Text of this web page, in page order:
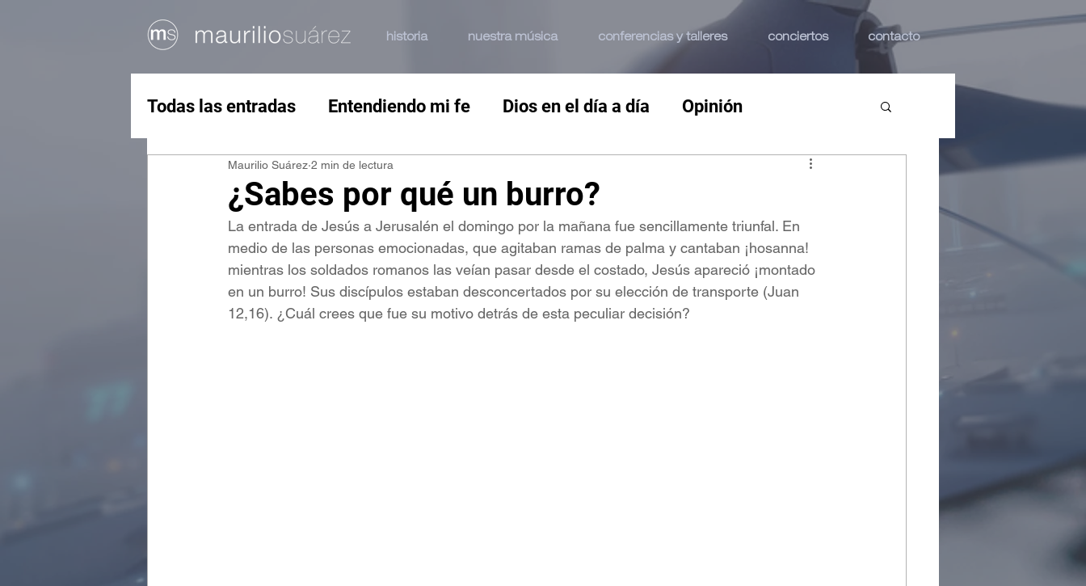
historia nuestra música conferencias y talleres conciertos contacto
Todas las entradas Entendiendo mi fe Dios en el día a día Opinión
¿Sabes por qué un burro?
Maurilio Suárez 2 min de lectura
La entrada de Jesús a Jerusalén el domingo por la mañana fue sencillamente triunfal. En
medio de las personas emocionadas, que agitaban ramas de palma y cantaban ¡hosanna!
mientras los soldados romanos las veían pasar desde el costado, Jesús apareció ¡montado
en un burro! Sus discípulos estaban desconcertados por su elección de transporte (Juan
12,16). ¿Cuál crees que fue su motivo detrás de esta peculiar decisión?